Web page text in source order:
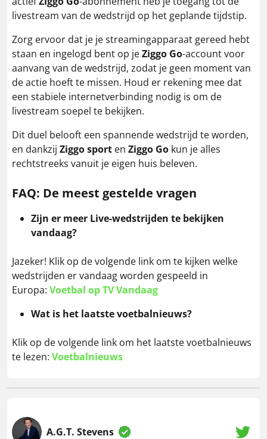
livestream van de wedstrijd op het geplande tijdstip.
Zorg ervoor dat je je streamingapparaat gereed hebt
staan en ingelogd bent op jeZiggo Go-account voor
aanvang van de wedstrijd, zodat je geen moment van
de actie hoeft te missen. Houd er rekening mee dat
een stabiele internetverbinding nodig is om de
livestream soepel te bekijken.
Dit duel belooft een spannende wedstrijd te worden,
en dankzij Ziggo sport en Ziggo Go kun je alles
rechtstreeks vanuit je eigen huis beleven.
FAQ: De meest gestelde vragen
Zijn er meer Live-wedstrijden te bekijken
vandaag?
Jazeker! Klik op de volgende link om te kijken welke
wedstrijden er vandaag worden gespeeld in
Europa: Voetbal op TV Vandaag
Wat is het laatste voetbalnieuws?
Klik op de volgende link om het laatste voetbalnieuws
te lezen: Voetbalnieuws
A.G.T. Stevens